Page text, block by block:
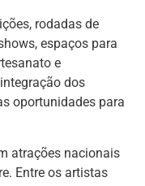
rodadas de
espaços para
e
dos
oportunidades para
atrações nacionais
Entre os artistas